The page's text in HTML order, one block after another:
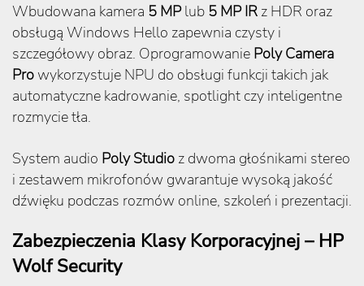
Wbudowana kamera 5 MPlub 5 MP IR z HDR oraz
obsługą Windows Hello zapewnia czysty i
szczegółowy obraz. Oprogramowanie Poly Camera
Prowykorzystuje NPU do obsługi funkcji takich jak
automatyczne kadrowanie, spotlight czy inteligentne
rozmycie tła.
System audio Poly Studio z dwoma głośnikami stereo
i zestawem mikrofonów gwarantuje wysoką jakość
dźwięku podczas rozmów online, szkoleń i prezentacji.
Zabezpieczenia Klasy Korporacyjnej – HP
Wolf Security